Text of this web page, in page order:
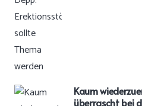
Kaum
überrascht bei